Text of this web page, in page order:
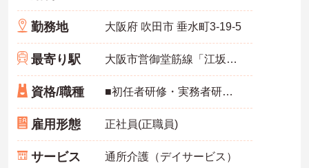
勤務地 大阪府 吹田市 垂水町3-19-5
最寄り駅 大阪市営御堂筋線「江坂駅」徒歩9分
資格/職種 ■初任者研修・実務者研修・介護福祉士お持ちの方 ■経験不問
雇用形態 正社員(正職員)
サービス 通所介護（デイサービス）